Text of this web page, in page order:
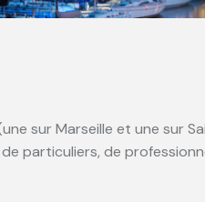
sur Marseille et une sur
particuliers, de